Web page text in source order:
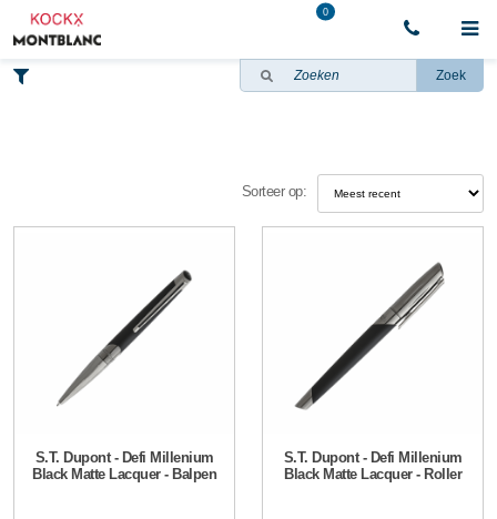
0
Zoek
Sorteer op:
S.T. Dupont - Defi Millenium
Black Matte Lacquer - Balpen
S.T. Dupont - Defi Millenium
Black Matte Lacquer - Roller